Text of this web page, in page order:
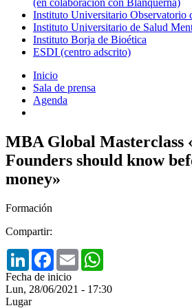
Instituto Universitario Observatorio
Instituto Universitario de Salud
Instituto Borja de Bioética
ESDI (centro adscrito)
Inicio
Sala de prensa
Agenda
MBA Global Masterclass
Founders should know
money»
Formación
Compartir:
LinkedInFacebook
Email
Fecha de inicio
Lun, 28/06/2021 - 17:30
Lugar